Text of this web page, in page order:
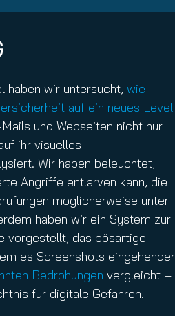
haben wir untersucht, wie
auf ein neues Level
und Webseiten nicht nur
ihr visuelles
Wir haben beleuchtet,
Angriffe entlarven kann, die
möglicherweise unter
haben wir ein System zur
vorgestellt, das bösartige
es Screenshots eingehender
Bedrohungen vergleicht –
für digitale Gefahren.